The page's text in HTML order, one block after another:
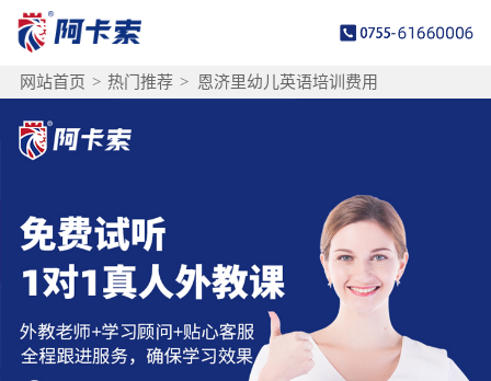
网站首页 > 热门推荐 > 恩济里幼儿英语培训费用